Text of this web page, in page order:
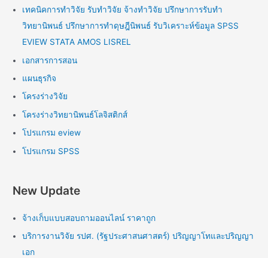
เทคนิคการทำวิจัย รับทำวิจัย จ้างทำวิจัย ปรึกษาการรับทำ
วิทยานิพนธ์ ปรึกษาการทำดุษฎีนิพนธ์ รับวิเคราะห์ข้อมูล SPSS
EVIEW STATA AMOS LISREL
เอกสารการสอน
แผนธุรกิจ
โครงร่างวิจัย
โครงร่างวิทยานิพนธ์โลจิสติกส์
โปรแกรม eview
โปรแกรม SPSS
New Update
จ้างเก็บแบบสอบถามออนไลน์ ราคาถูก
บริการงานวิจัย รปศ. (รัฐประศาสนศาสตร์) ปริญญาโทและปริญญา
เอก